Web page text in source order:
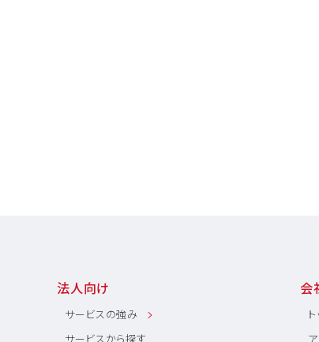
法人向け
サービスの強み
サービスから探す
会